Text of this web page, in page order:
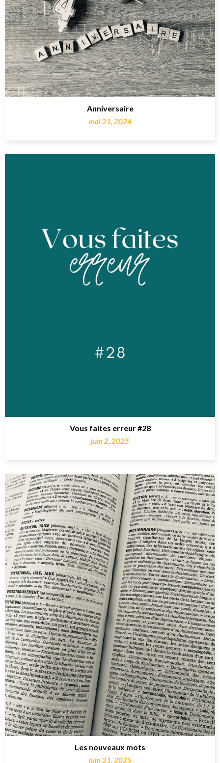
Anniversaire
mai 21, 2024
Vous faites erreur #28
juin 2, 2025
Les nouveaux mots
juin 21, 2025